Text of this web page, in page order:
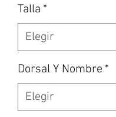
Talla *
Dorsal Y Nombre *